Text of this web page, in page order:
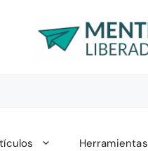
Herramientas